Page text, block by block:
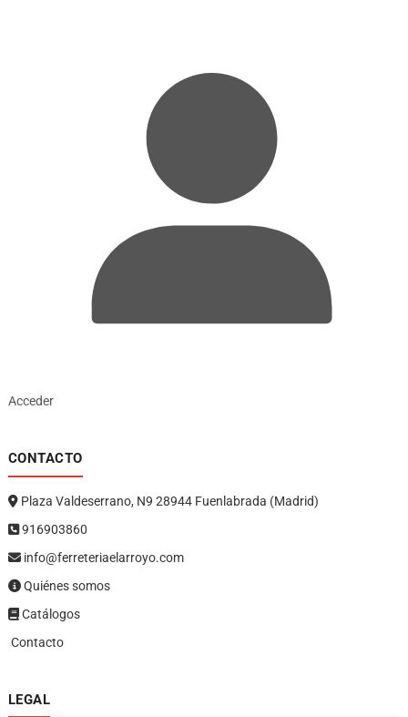
Acceder
CONTACTO
Plaza Valdeserrano, N9 28944 Fuenlabrada (Madrid)
916903860
info@ferreteriaelarroyo.com
Quiénes somos
Catálogos
Contacto
LEGAL